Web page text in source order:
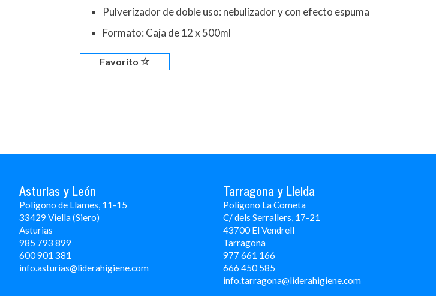
Pulverizador de doble uso: nebulizador y con efecto espuma
Formato: Caja de 12 x 500ml
Favorito
Asturias y León
Polígono de Llames, 11-15
33429 Viella (Siero)
Asturias
985 793 899
600 901 381
info.asturias@liderahigiene.com
Tarragona y Lleida
Polígono La Cometa
C/ dels Serrallers, 17-21
43700 El Vendrell
Tarragona
977 661 166
666 450 585
info.tarragona@liderahigiene.com